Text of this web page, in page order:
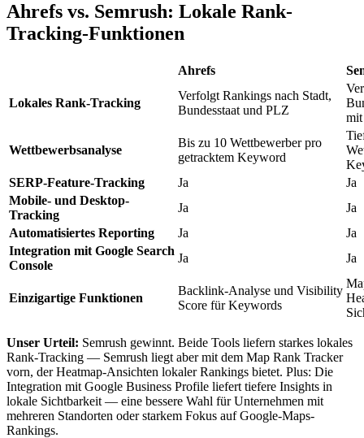
Ahrefs vs. Semrush: Lokale Rank-
Tracking-Funktionen
Ahrefs
Lokales Rank-Tracking
Verfolgt Rankings nach Stadt,
Bundesstaat und PLZ
Wettbewerbsanalyse
Bis zu 10 Wettbewerber pro
getracktem Keyword
SERP-Feature-Tracking
Ja
Ja
Mobile- und Desktop-
Tracking
Ja
Ja
Automatisiertes Reporting
Ja
Ja
Integration mit Google Search
Console
Ja Ja
Einzigartige Funktionen
Backlink-Analyse und Visibility
Score für Keywords
Unser Urteil: Semrush gewinnt. Beide Tools liefern starkes lokales
Rank-Tracking — Semrush liegt aber mit dem Map Rank Tracker
vorn, der Heatmap-Ansichten lokaler Rankings bietet. Plus: Die
Integration mit Google Business Profile liefert tiefere Insights in
lokale Sichtbarkeit — eine bessere Wahl für Unternehmen mit
mehreren Standorten oder starkem Fokus auf Google-Maps-
Rankings.